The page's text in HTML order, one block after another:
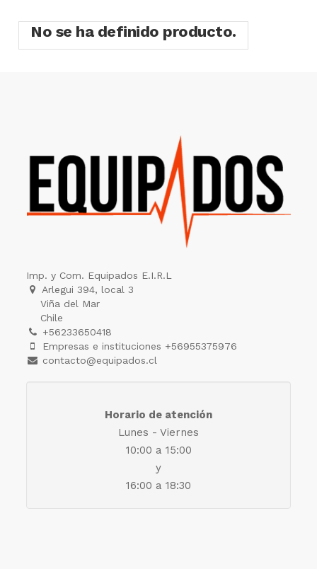
No se ha definido producto.
Imp. y Com. Equipados E.I.R.L
Arlegui 394, local 3
Viña del Mar
Chile
+56233650418
Empresas e instituciones +56955375976
contacto@equipados.cl
Horario de atención
Lunes - Viernes
10:00 a 15:00
y
16:00 a 18:30